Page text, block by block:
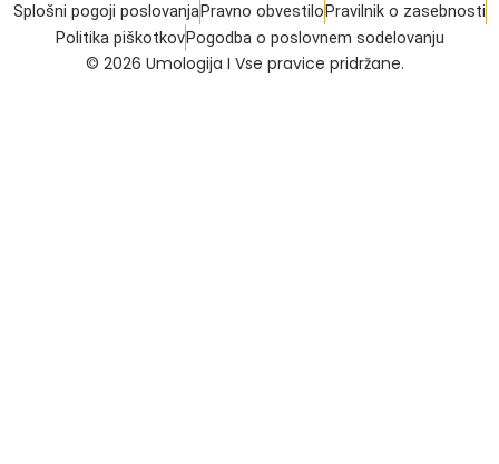
Splošni pogoji poslovanjaPravno obvestiloPravilnik o zasebnosti
Politika piškotkovPogodba o poslovnem sodelovanju
© 2026 Umologija I Vse pravice pridržane.